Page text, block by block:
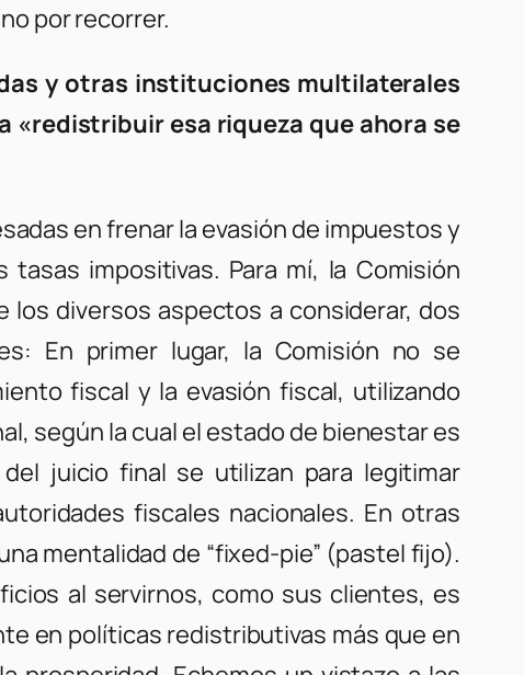
por recorrer.
y otras instituciones multilaterales
«redistribuir esa riqueza que ahora se
en frenar la evasión de impuestos y
impositivas. Para mí, la Comisión
diversos aspectos a considerar, dos
En primer lugar, la Comisión no se
fiscal y la evasión fiscal, utilizando
según la cual el estado de bienestar es
juicio final se utilizan para legitimar
fiscales nacionales. En otras
mentalidad de “fixed-pie” (pastel fijo).
al servirnos, como sus clientes, es
en políticas redistributivas más que en